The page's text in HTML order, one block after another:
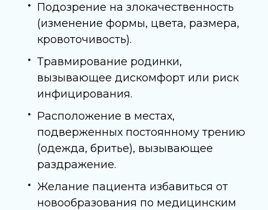
Подозрение на злокачественность
(изменение формы, цвета, размера,
кровоточивость).
Травмирование родинки,
вызывающее дискомфорт или риск
инфицирования.
Расположение в местах,
подверженных постоянному трению
(одежда, бритье), вызывающее
раздражение.
Желание пациента избавиться от
новообразования по медицинским